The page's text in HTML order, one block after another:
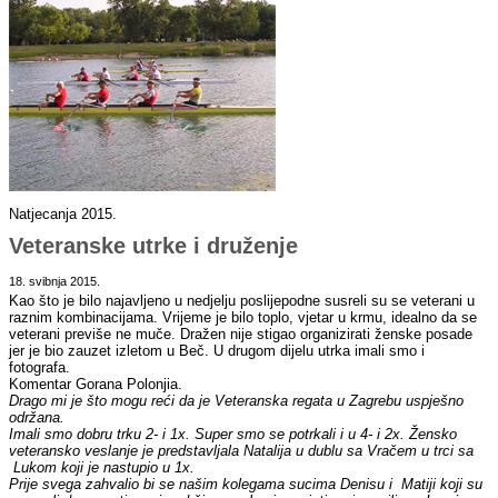
Natjecanja 2015.
Veteranske utrke i druženje
18. svibnja 2015.
Kao što je bilo najavljeno u nedjelju poslijepodne susreli su se veterani u
raznim kombinacijama. Vrijeme je bilo toplo, vjetar u krmu, idealno da se
veterani previše ne muče. Dražen nije stigao organizirati ženske posade
jer je bio zauzet izletom u Beč. U drugom dijelu utrka imali smo i
fotografa.
Komentar Gorana Polonjia.
Drago mi je što mogu reći da je Veteranska regata u Zagrebu uspješno
održana.
Imali smo dobru trku 2- i 1x. Super smo se potrkali i u 4- i 2x. Žensko
veteransko veslanje je predstavljala Natalija u dublu sa Vračem u trci sa
Lukom koji je nastupio u 1x.
Prije svega zahvalio bi se našim kolegama sucima Denisu i Matiji koji su